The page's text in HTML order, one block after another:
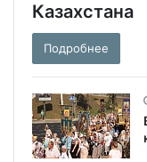
Казахстана
Подробнее